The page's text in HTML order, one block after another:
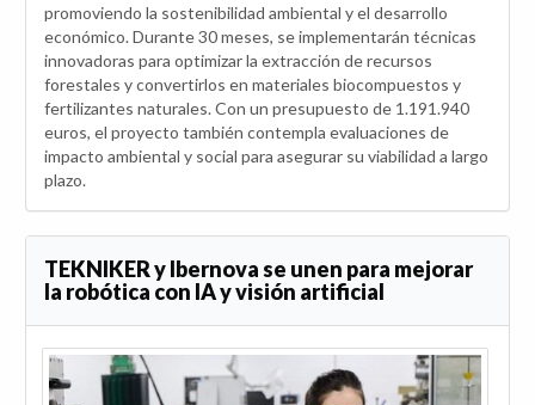
promoviendo la sostenibilidad ambiental y el desarrollo
económico. Durante 30 meses, se implementarán técnicas
innovadoras para optimizar la extracción de recursos
forestales y convertirlos en materiales biocompuestos y
fertilizantes naturales. Con un presupuesto de 1.191.940
euros, el proyecto también contempla evaluaciones de
impacto ambiental y social para asegurar su viabilidad a largo
plazo.
TEKNIKER y Ibernova se unen para mejorar
la robótica con IA y visión artificial